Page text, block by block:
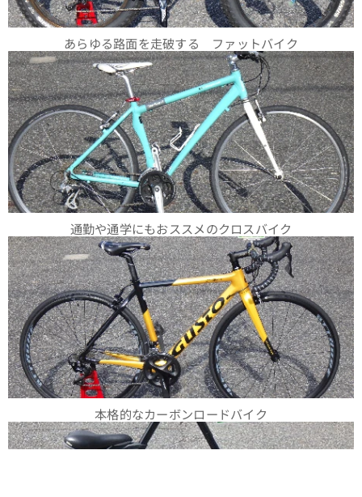
イ
タリア
語で
『可愛
い』を
意味す
る
CARIN
O（カ
リー
ノ） カ
ラー：
グレ
ー
あらゆる路面を走破する ファットバイク
通勤や通学にもおススメのクロスバイク
本格的なカーボンロードバイク